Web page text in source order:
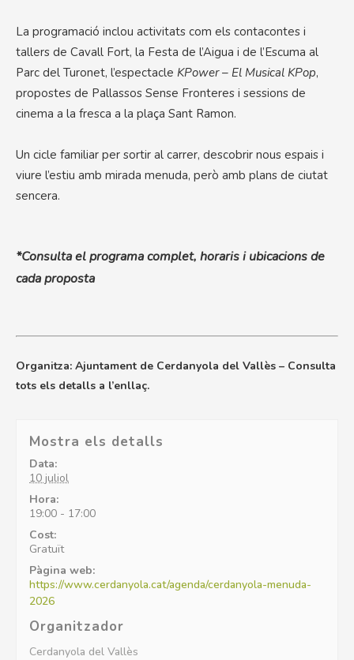
La programació inclou activitats com els contacontes i
tallers de Cavall Fort, la Festa de l’Aigua i de l’Escuma al
Parc del Turonet, l’espectacle KPower – El Musical KPop,
propostes de Pallassos Sense Fronteres i sessions de
cinema a la fresca a la plaça Sant Ramon.
Un cicle familiar per sortir al carrer, descobrir nous espais i
viure l’estiu amb mirada menuda, però amb plans de ciutat
sencera.
*Consulta el programa complet, horaris i ubicacions de
cada proposta
Organitza: Ajuntament de Cerdanyola del Vallès – Consulta
tots els detalls a l’enllaç.
Mostra els detalls
Data:
10 juliol
Hora:
19:00 - 17:00
Cost:
Gratuït
Pàgina web:
https://www.cerdanyola.cat/agenda/cerdanyola-menuda-
2026
Organitzador
Cerdanyola del Vallès